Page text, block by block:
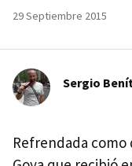
29 Septiembre 2015
Sergio
Refrendada